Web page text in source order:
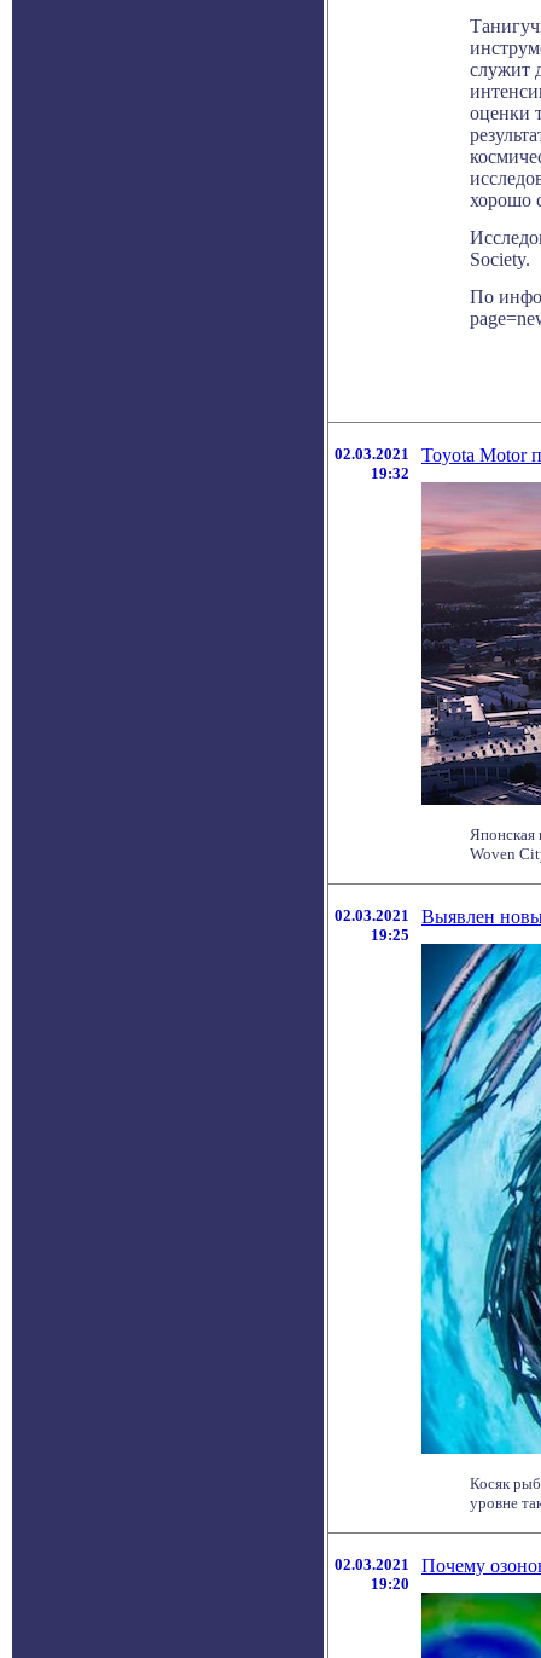
служит
оценки
хорошо
Society.
По
02.03.2021
19:32
Toyota Motor
Японская
Woven
02.03.2021
19:25
Выявлен
Косяк
уровне
02.03.2021
19:20
Почему